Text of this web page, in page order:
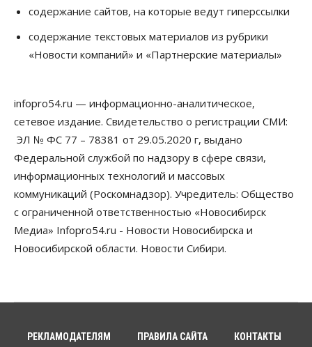
07 Августа 2026, 14:00
07 Августа 2026, 13:55
Авто Общество
Треть автовладельцев в Новосибирской области
«поставили машины на прикол»
07 Августа 2026, 13:00
Школы, библиотеки, пешеходные тротуары:
депутаты Госдумы контролируют работы на
социальных объектах
07 Августа 2026, 12:35
Синоптики рассказали о погоде в Новосибирске
содержание сайтов, на которые ведут гиперссылки
содержание текстовых материалов из рубрики
«Новости компаний» и «Партнерские материалы»
infopro54.ru — информационно-аналитическое,
сетевое издание. Свидетельство о регистрации СМИ:
ЭЛ № ФС 77 – 78381 от 29.05.2020 г, выдано
Федеральной службой по надзору в сфере связи,
информационных технологий и массовых
коммуникаций (Роскомнадзор). Учредитель: Общество
с ограниченной ответственностью «Новосибирск
Медиа» Infopro54.ru - Новости Новосибирска и
Новосибирской области. Новости Сибири.
РЕКЛАМОДАТЕЛЯМ ПРАВИЛА САЙТА КОНТАКТЫ